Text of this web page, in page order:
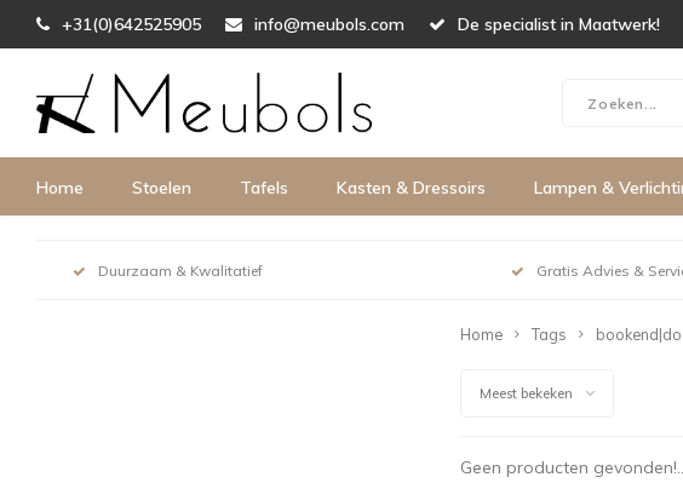
+31(0)642525905 info@meubols.com De specialist in Maatwerk!
Home Stoelen Tafels Kasten & Dressoirs Lampen &
Duurzaam & Kwalitatief Gratis Advies &
Home Tags
Meest bekeken
Geen producten